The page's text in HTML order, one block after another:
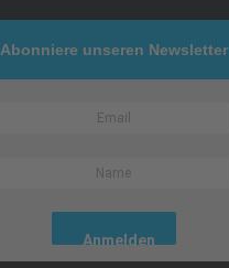
Abonniere unseren Newsletter